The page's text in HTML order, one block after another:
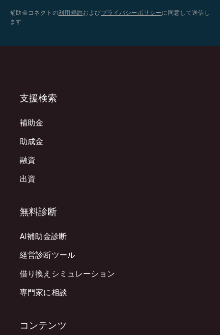
補助金コネクトの利用規約およびプライバシーポリシーに同意して送信し
ます
支援検索
補助金
助成金
融資
出資
無料診断
AI補助金診断
経営診断ツール
借り換えシミュレーション
専門家に相談
コンテンツ